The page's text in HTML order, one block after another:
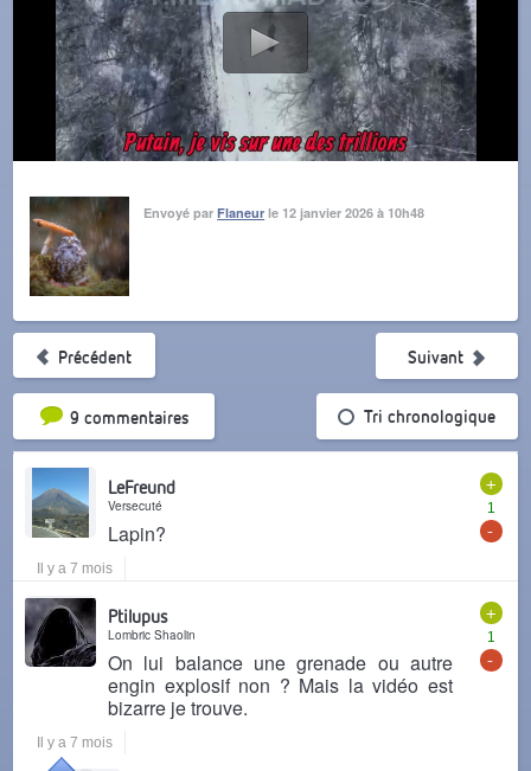
Envoyé parFlaneur le 12 janvier 2026 à 10h48
Précédent
9 commentairesTri par popularité Tri chronologique
Suivant
+
1
-
LeFreund
Versecuté
Lapin?
Il y a 7 mois
+
1
-
Ptilupus
Lombric Shaolin
On lui balance une grenade ou autre
engin explosif non ? Mais la vidéo est
bizarre je trouve.
Il y a 7 mois